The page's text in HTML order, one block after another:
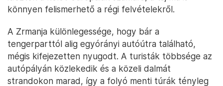
követik a kanyarulatokat. A szakaszok többsége
teljesíthető, miközben a táj végig látványos marad.
A csónakok gyakran kisebb vízeséseken csúsznak
le, máskor nyugodtabb részek következnek, ahol a
résztvevők akár úszhatnak és a vízbe is
ugrálhatnak.